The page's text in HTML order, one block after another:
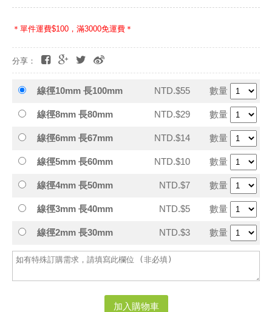
＊單件運費$100，滿3000免運費＊
分享：
線徑10mm 長100mm NTD.$55 數量
線徑8mm 長80mm NTD.$29 數量
線徑6mm 長67mm NTD.$14 數量
線徑5mm 長60mm NTD.$10 數量
線徑4mm 長50mm NTD.$7 數量
線徑3mm 長40mm NTD.$5 數量
線徑2mm 長30mm NTD.$3 數量
加入購物車